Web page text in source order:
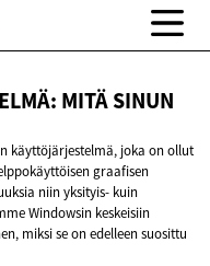
MITÄ SINUN
käyttöjärjestelmä, joka on ollut
graafisen
niin yksityis- kuin
Windowsin keskeisiin
miksi se on edelleen suosittu